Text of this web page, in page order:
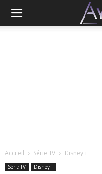
Accueil Série TV Disney +
Série TV Disney +